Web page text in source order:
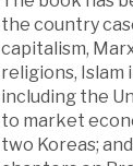
the country
capitalism,
religions, Islam
including the
to market
two Koreas;